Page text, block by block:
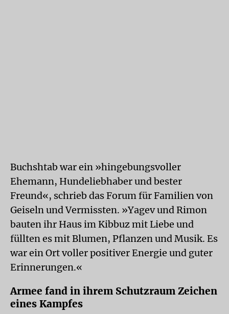
Buchshtab war ein »hingebungsvoller
Ehemann, Hundeliebhaber und bester
Freund«, schrieb das Forum für Familien von
Geiseln und Vermissten. »Yagev und Rimon
bauten ihr Haus im Kibbuz mit Liebe und
füllten es mit Blumen, Pflanzen und Musik. Es
war ein Ort voller positiver Energie und guter
Erinnerungen.«
Armee fand in ihrem Schutzraum Zeichen
eines Kampfes